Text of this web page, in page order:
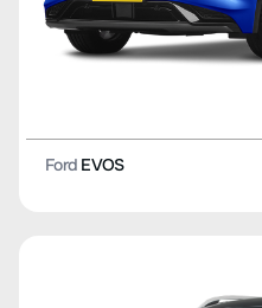
Ford EVOS